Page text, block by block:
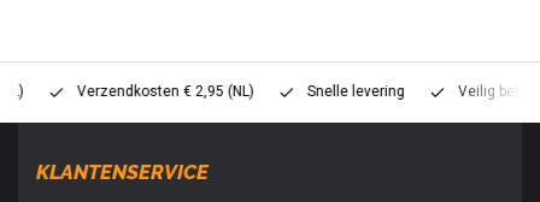
Verzendkosten € 2,95 (NL) Snelle levering Veilig betalen
KLANTENSERVICE